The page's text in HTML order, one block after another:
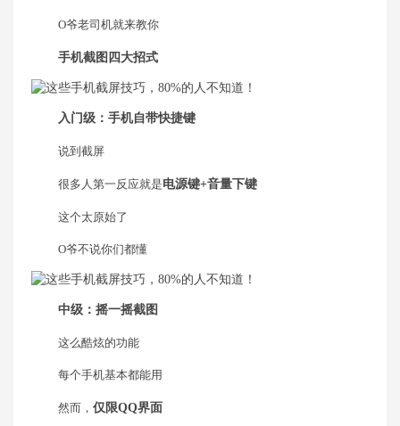
O爷老司机就来教你
手机截图四大招式
入门级：手机自带快捷键
说到截屏
很多人第一反应就是电源键+音量下键
这个太原始了
O爷不说你们都懂
中级：摇一摇截图
这么酷炫的功能
每个手机基本都能用
然而， 仅限QQ界面